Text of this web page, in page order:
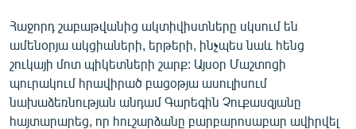
ՁԳՏԵԼՈՎ ԼԱՎԱԳՈՒՅՆԻՆ
ՓՈԴՔԱՍԹ
Հայերեն
English
Հաջորդ շաբաթվանից ակտիվիստները սկսում են
ամենօրյա ակցիաների, երթերի, ինչպես նաև հենց
շուկայի մոտ պիկետների շարք: Այսօր Մաշտոցի
պուրակում հրավիրած բացօթյա ասուլիսում
նախաձեռնության անդամ Գարեգին Չուքասզյանը
հայտարարեց, որ հուշարձանը բարբարոսաբար ավիրվել